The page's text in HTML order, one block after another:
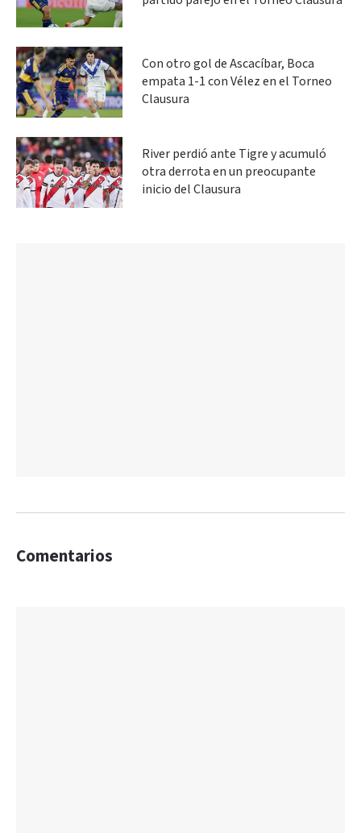
Con otro gol de Ascacíbar, Boca
empata 1-1 con Vélez en el Torneo
Clausura
River perdió ante Tigre y acumuló
otra derrota en un preocupante
inicio del Clausura
Comentarios